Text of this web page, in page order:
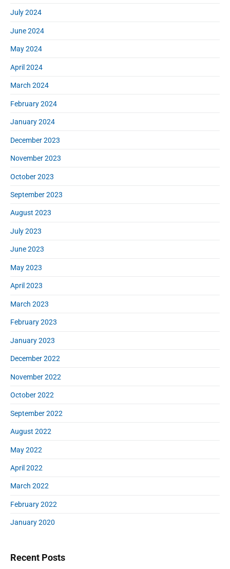
July 2024
June 2024
May 2024
April 2024
March 2024
February 2024
January 2024
December 2023
November 2023
October 2023
September 2023
August 2023
July 2023
June 2023
May 2023
April 2023
March 2023
February 2023
January 2023
December 2022
November 2022
October 2022
September 2022
August 2022
May 2022
April 2022
March 2022
February 2022
January 2020
Recent Posts